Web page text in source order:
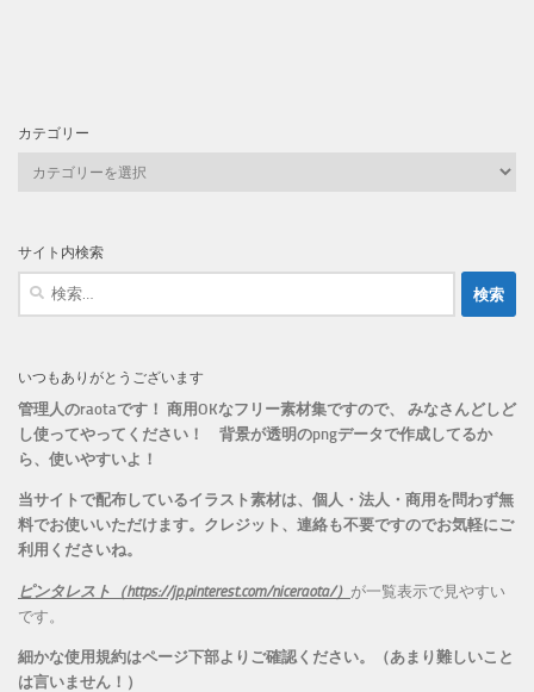
カテゴリー
ー
サイト内検索
検
いつもありがとうございます
管理人のraotaです！ 商用OKなフリー素材集ですので、 みなさんどしど
し使ってやってください！ 背景が透明のpngデータで作成してるか
ら、 使いやすいよ！
当サイトで配布しているイラスト素材は、個人・法人・商用を問わず無
料でお使いいただけます。 クレジット、連絡も不要ですのでお気軽にご
利用くださいね。
ピンタレスト（https://jp.pinterest.com/niceraota/） が一覧表示で見やすい
です。
細かな使用規約はページ下部よりご確認ください。（あまり難しいこと
は言いません！）